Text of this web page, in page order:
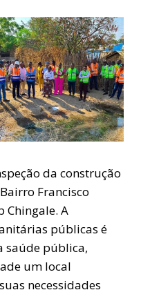
da construção
Francisco
Chingale. A
públicas é
saúde pública,
um local
necessidades